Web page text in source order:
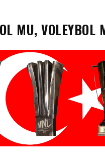
MU, VOLEYBOL